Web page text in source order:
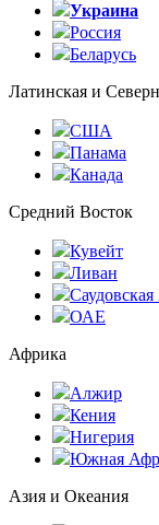
Украина
Россия
Беларусь
Латинская и
США
Панама
Канада
Средний Восток
Кувейт
Ливан
ОАЕ
Африка
Алжир
Кения
Нигерия
Южная
Азия и Океания